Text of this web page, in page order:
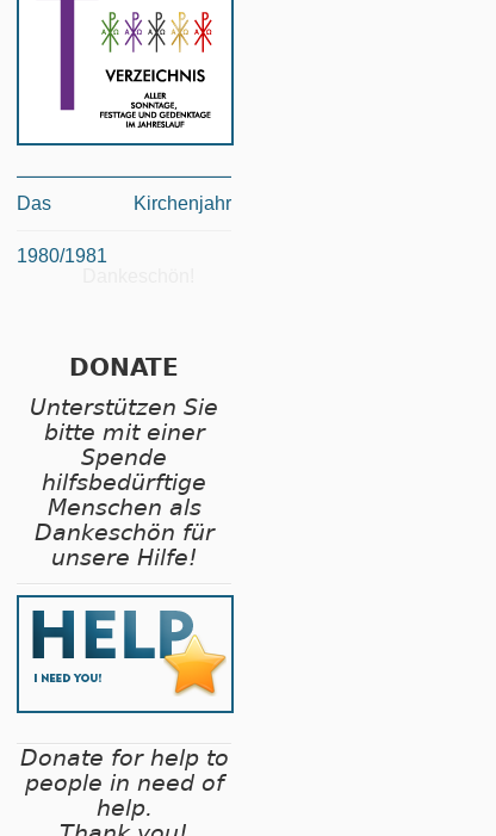
Das Kirchenjahr
1980/1981
DONATE
Unterstützen Sie
bitte mit einer
Spende
hilfsbedürftige
Menschen als
Dankeschön für
unsere Hilfe!
Donate for help to
people in need of
help.